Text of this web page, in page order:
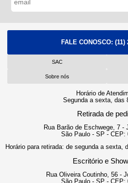
FALE CONOSCO: (11)
SAC
Sobre nós
Horário de
Segunda a sexta, das
Retirada de
Rua Barão de Eschwege, 7 -
São Paulo - SP - CEP:
Horário para retirada: de segunda a sexta,
Escritório e
Rua Oliveira Coutinho, 56 -
São Paulo - SP - CEP: